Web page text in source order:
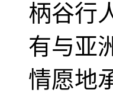
柄谷行
有与亚
情愿地